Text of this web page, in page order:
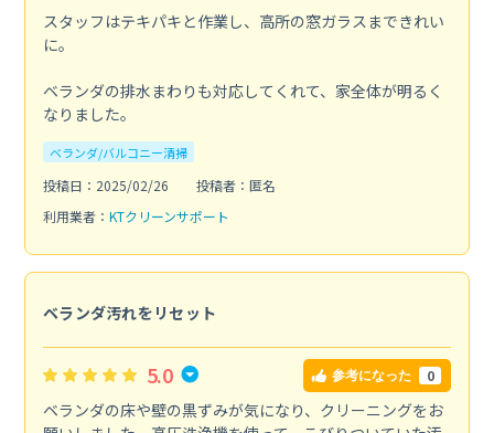
スタッフはテキパキと作業し、高所の窓ガラスまできれい
に。
ベランダの排水まわりも対応してくれて、家全体が明るく
なりました。
ベランダ/バルコニー清掃
投稿日：2025/02/26
投稿者：匿名
利用業者： KTクリーンサポート
ベランダ汚れをリセット
5.0 参考になった 0
ベランダの床や壁の黒ずみが気になり、クリーニングをお